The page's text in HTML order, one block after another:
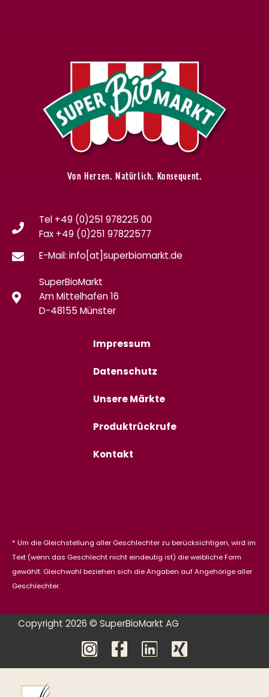
Von Herzen. Natürlich. Konsequent.
Tel +49 (0)251 978225 00
Fax +49 (0)251 97822577
E-Mail: info[at]superbiomarkt.de
SuperBioMarkt
Am Mittelhafen 16
D-48155 Münster
Impressum
Datenschutz
Unsere Märkte
Produktrückrufe
Kontakt
* Um die Gleichstellung aller Geschlechter zu berücksichtigen, wird im
Text (wenn das Geschlecht nicht eindeutig ist) die weibliche Form
gewählt. Gleichwohl beziehen sich die Angaben auf Angehörige aller
Geschlechter.
Copyright 2026 © SuperBioMarkt AG